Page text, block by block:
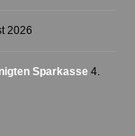
2026
Sparkasse 4.